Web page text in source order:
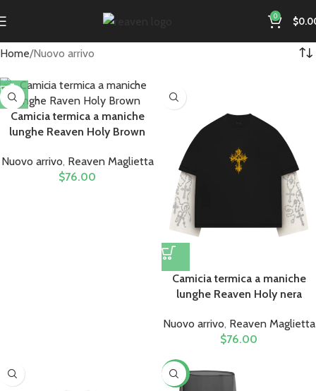
0 $
Home Nuovo arrivo
Camicia termica a maniche
lunghe Reaven Holy Brown
Nuovo arrivo, Reaven Maglietta
$76.00
Camicia termica a maniche
lunghe Reaven Holy nera
Nuovo arrivo, Reaven Maglietta
$76.00
-17%